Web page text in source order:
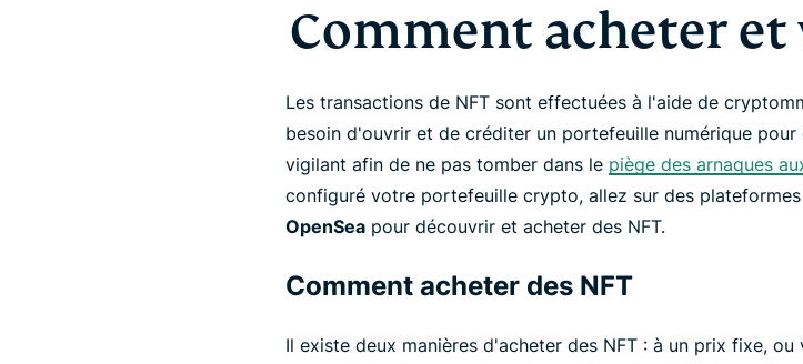
Comment acheter et
Les transactions de NFT sont effectuées à l'aide de
besoin d'ouvrir et de créditer un portefeuille numérique
vigilant afin de ne pas tomber dans le piège des arnaques
configuré votre portefeuille crypto, allez sur des
OpenSea pour découvrir et acheter des NFT.
Comment acheter des NFT
Il existe deux manières d'acheter des NFT : à un prix fixe,